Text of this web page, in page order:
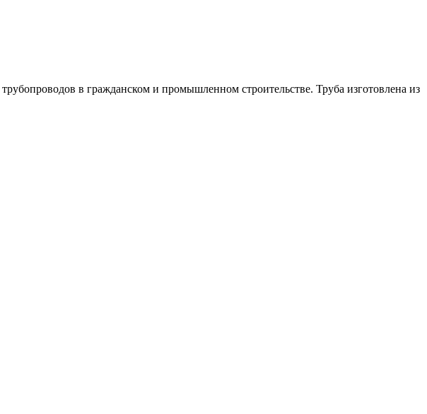
в гражданском и промышленном строительстве. Труба изготовлена из